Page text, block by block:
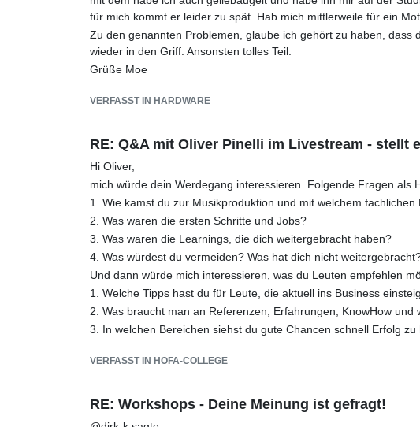
für mich kommt er leider zu spät. Hab mich mittlerweile für ein
Zu den genannten Problemen, glaube ich gehört zu haben,
wieder in den Griff. Ansonsten tolles Teil.
Grüße Moe
VERFASST IN HARDWARE
RE: Q&A mit Oliver Pinelli im Livestream - stellt
Hi Oliver,
mich würde dein Werdegang interessieren. Folgende Fragen als
1. Wie kamst du zur Musikproduktion und mit welchem fachlichen
2. Was waren die ersten Schritte und Jobs?
3. Was waren die Learnings, die dich weitergebracht haben?
4. Was würdest du vermeiden? Was hat dich nicht
Und dann würde mich interessieren, was du Leuten empfehlen
1. Welche Tipps hast du für Leute, die aktuell ins Business
2. Was braucht man an Referenzen, Erfahrungen, KnowHow
3. In welchen Bereichen siehst du gute Chancen schnell Erfolg
VERFASST IN HOFA-COLLEGE
RE: Workshops - Deine Meinung ist gefragt!